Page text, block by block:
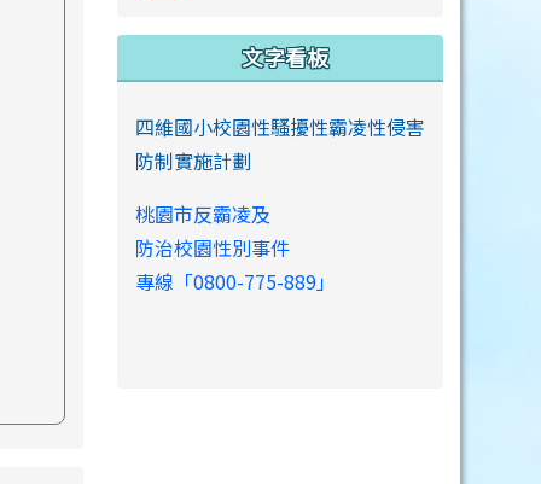
文字看板
四維國小校園性騷擾性霸凌性侵害
防制實施計劃
桃園市反霸凌及
防治校園性別事件
專線「0800-775-889」